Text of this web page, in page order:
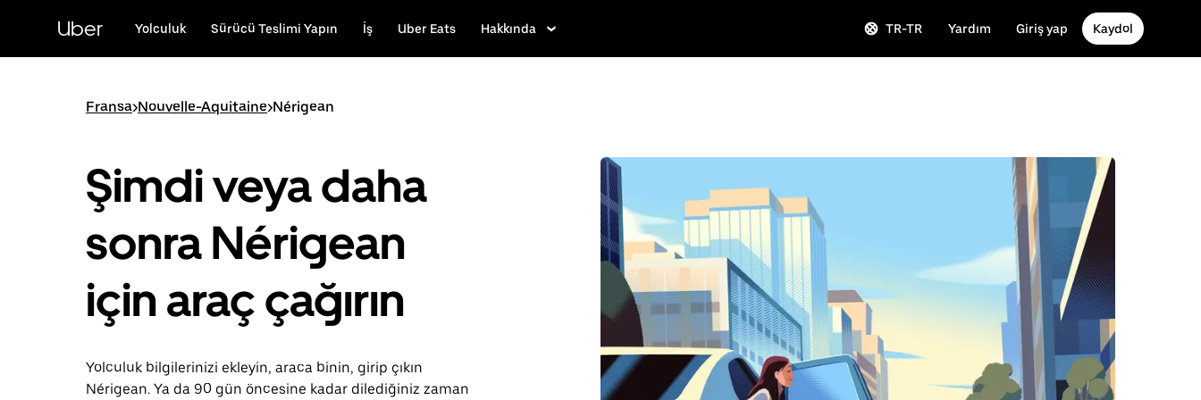
Uber Yolculuk Sürücü Teslimi Yapın İş Uber Eats Hakkında TR-TR Yardım Giriş yap Kaydol
Fransa>Nouvelle-Aquitaine>Nérigean
Şimdi veya daha
sonra Nérigean
için araç çağırın
Yolculuk bilgilerinizi ekleyin, araca binin, girip çıkın
Nérigean. Ya da 90 gün öncesine kadar dilediğiniz zaman